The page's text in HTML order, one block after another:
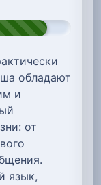
обладают
и
от
язык,